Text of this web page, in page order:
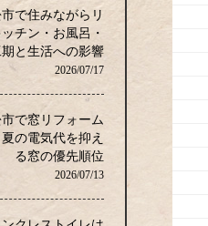
で住みながらリ
チン・お風呂・
と生活への影響
2026/07/17
市で窓リフォーム
の電気代を抑え
る窓の優先順位
2026/07/13